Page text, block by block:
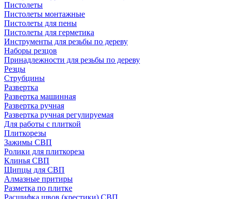
Пистолеты
Пистолеты монтажные
Пистолеты для пены
Пистолеты для герметика
Инструменты для резьбы по дереву
Наборы резцов
Принадлежности для резьбы по дереву
Резцы
Струбцины
Развертка
Развертка машинная
Развертка ручная
Развертка ручная регулируемая
Для работы с плиткой
Плиткорезы
Зажимы СВП
Ролики для плиткореза
Клинья СВП
Щипцы для СВП
Алмазные притиры
Разметка по плитке
Расшифка швов (крестики) СВП